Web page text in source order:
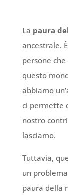
La paura
ancestrale.
persone
questo
abbiamo
ci permette
nostro
lasciamo.
Tuttavia,
un
paura della